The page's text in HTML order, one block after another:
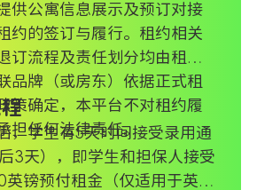
供公寓信息展示及预订对接
约的签订与履行。租约相关
订流程及责任划分均由租户
品牌（或房东）依据正式租
策确定，本平台不对租约履
担任何法律责任。
，学生有5天时间接受录用通
3天），即学生和担保人接受
英镑预付租金（仅适用于英格